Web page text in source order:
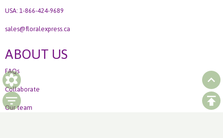
USA: 1-866-424-9689
sales@floralexpress.ca
ABOUT US
FAQs
Collaborate
Our team